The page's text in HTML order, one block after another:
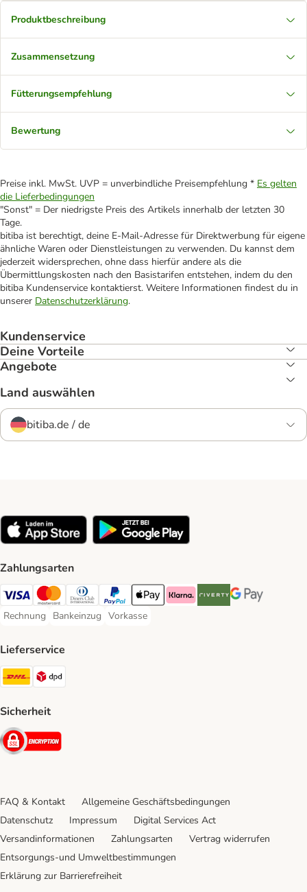
Produktbeschreibung
Zusammensetzung
Fütterungsempfehlung
Bewertung
Preise inkl. MwSt. UVP = unverbindliche Preisempfehlung * Es gelten
die Lieferbedingungen
"Sonst" = Der niedrigste Preis des Artikels innerhalb der letzten 30
Tage.
bitiba ist berechtigt, deine E-Mail-Adresse für Direktwerbung für eigene
ähnliche Waren oder Dienstleistungen zu verwenden. Du kannst dem
jederzeit widersprechen, ohne dass hierfür andere als die
Übermittlungskosten nach den Basistarifen entstehen, indem du den
bitiba Kundenservice kontaktierst. Weitere Informationen findest du in
unserer Datenschutzerklärung.
Kundenservice
Deine Vorteile
Angebote
Land auswählen
bitiba.de / de
Zahlungsarten
Visa Payment Method
Mastercard Payment Method
Diners Club Payment Method
PayPal Payment Method
Apple Pay Payment Method
Klarna Payment Method
Riverty Payment Method
Google Pay
Rechnung
Rechnung Payment Method
Bankeinzug
Bankeinzug Payment Method
Vorkasse
Vorkasse Payment Method
Lieferservice
DHL Shipping Method
Sicherheit
Security
FAQ & Kontakt
Allgemeine Geschäftsbedingungen
Datenschutz
Impressum
Digital Services Act
Versandinformationen
Zahlungsarten
Vertrag widerrufen
Entsorgungs-und Umweltbestimmungen
Erklärung zur Barrierefreiheit